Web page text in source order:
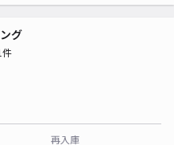
グ
再入庫